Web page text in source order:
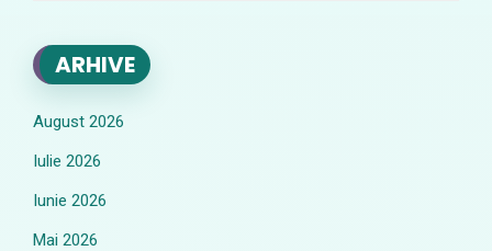
ARHIVE
August 2026
Iulie 2026
Iunie 2026
Mai 2026